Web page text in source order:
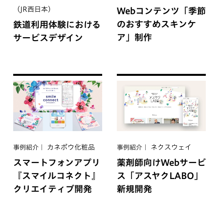
（JR西日本）
鉄道利用体験における
サービスデザイン
Webコンテンツ「季節
のおすすめスキンケ
ア」制作
事例紹介 カネボウ化粧品
スマートフォンアプリ
『スマイルコネクト』
クリエイティブ開発
事例紹介 ネクスウェイ
薬剤師向けWebサービ
ス「アスヤクLABO」
新規開発